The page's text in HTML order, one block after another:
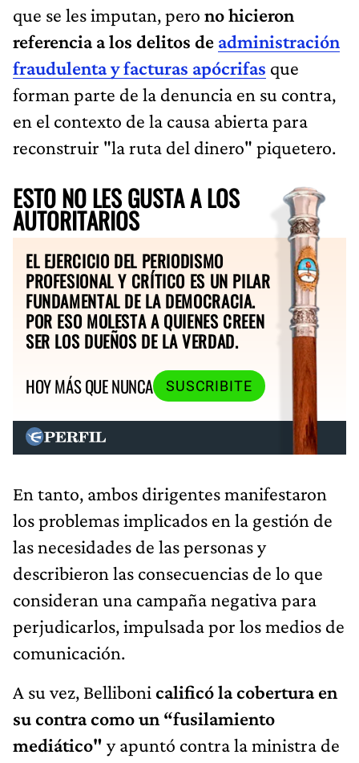
que se les imputan, pero no hicieron
referencia a los delitos de administración
fraudulenta y facturas apócrifas que
forman parte de la denuncia en su contra,
en el contexto de la causa abierta para
reconstruir "la ruta del dinero" piquetero.
ESTO NO LES GUSTA A LOS
AUTORITARIOS
EL EJERCICIO DEL PERIODISMO
PROFESIONAL Y CRÍTICO ES UN PILAR
FUNDAMENTAL DE LA DEMOCRACIA.
POR ESO MOLESTA A QUIENES CREEN
SER LOS DUEÑOS DE LA VERDAD.
HOY MÁS QUE NUNCA
SUSCRIBITE
En tanto, ambos dirigentes manifestaron
los problemas implicados en la gestión de
las necesidades de las personas y
describieron las consecuencias de lo que
consideran una campaña negativa para
perjudicarlos, impulsada por los medios de
comunicación.
A su vez, Belliboni calificó la cobertura en
su contra como un “fusilamiento
mediático" y apuntó contra la ministra de